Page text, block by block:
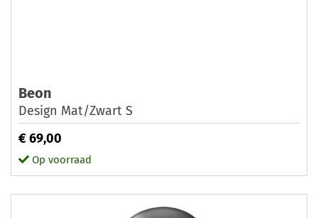
Beon
Design Mat/Zwart S
€ 69,00
Op voorraad